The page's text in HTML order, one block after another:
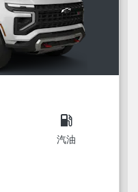
local_gas_station
汽油